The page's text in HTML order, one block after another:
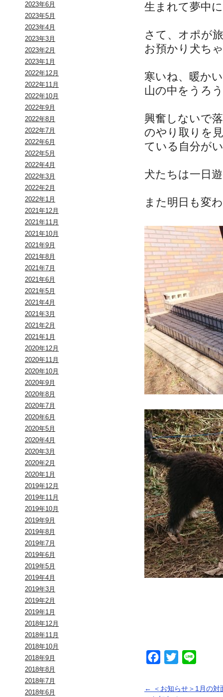
2023年6月
2023年5月
2023年4月
2023年3月
2023年2月
2023年1月
2022年12月
2022年11月
2022年10月
2022年9月
2022年8月
2022年7月
2022年6月
2022年5月
2022年4月
2022年3月
2022年2月
2022年1月
2021年12月
2021年11月
2021年10月
2021年9月
2021年8月
2021年7月
2021年6月
2021年5月
2021年4月
2021年3月
2021年2月
2021年1月
2020年12月
2020年11月
2020年10月
2020年9月
2020年8月
2020年7月
2020年6月
2020年5月
2020年4月
2020年3月
2020年2月
2020年1月
2019年12月
2019年11月
2019年10月
2019年9月
2019年8月
2019年7月
2019年6月
2019年5月
2019年4月
2019年3月
2019年2月
2019年1月
2018年12月
2018年11月
2018年10月
2018年9月
2018年8月
2018年7月
2018年6月
生まれて夢中
さて、オポが
お預かり犬ち
寒いね、暖か
山の中をうろ
興奮しないで
のやり取りを
ている自分が
犬たちは一日
また明日も変
Facebook
Twitter
← ＜お知らせ＞1月の